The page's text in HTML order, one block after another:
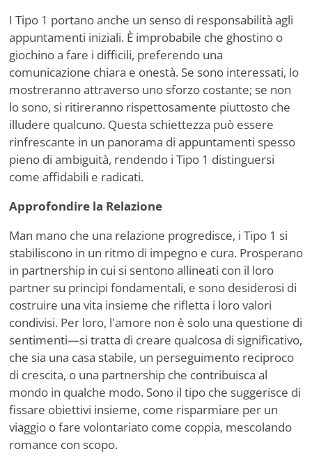
I Tipo 1 portano anche un senso di responsabilità agli
appuntamenti iniziali. È improbabile che ghostino o
giochino a fare i difficili, preferendo una
comunicazione chiara e onestà. Se sono interessati, lo
mostreranno attraverso uno sforzo costante; se non
lo sono, si ritireranno rispettosamente piuttosto che
illudere qualcuno. Questa schiettezza può essere
rinfrescante in un panorama di appuntamenti spesso
pieno di ambiguità, rendendo i Tipo 1 distinguersi
come affidabili e radicati.
Approfondire la Relazione
Man mano che una relazione progredisce, i Tipo 1 si
stabiliscono in un ritmo di impegno e cura. Prosperano
in partnership in cui si sentono allineati con il loro
partner su principi fondamentali, e sono desiderosi di
costruire una vita insieme che rifletta i loro valori
condivisi. Per loro, l'amore non è solo una questione di
sentimenti—si tratta di creare qualcosa di significativo,
che sia una casa stabile, un perseguimento reciproco
di crescita, o una partnership che contribuisca al
mondo in qualche modo. Sono il tipo che suggerisce di
fissare obiettivi insieme, come risparmiare per un
viaggio o fare volontariato come coppia, mescolando
romance con scopo.